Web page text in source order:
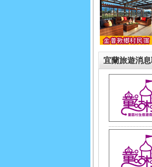
宜蘭旅遊消